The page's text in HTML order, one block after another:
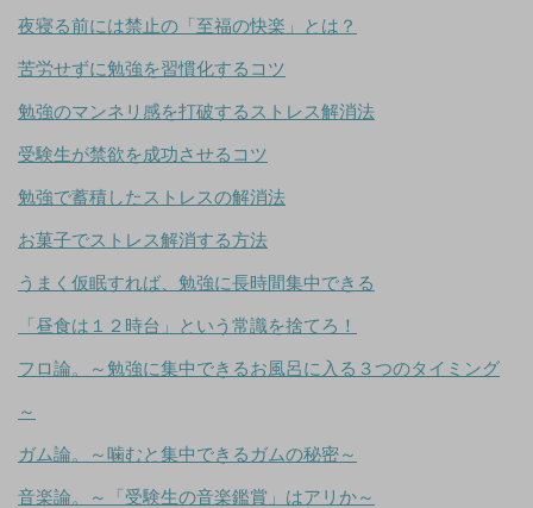
夜寝る前には禁止の「至福の快楽」とは？
苦労せずに勉強を習慣化するコツ
勉強のマンネリ感を打破するストレス解消法
受験生が禁欲を成功させるコツ
勉強で蓄積したストレスの解消法
お菓子でストレス解消する方法
うまく仮眠すれば、勉強に長時間集中できる
「昼食は１２時台」という常識を捨てろ！
フロ論。～勉強に集中できるお風呂に入る３つのタイミング
～
ガム論。～噛むと集中できるガムの秘密～
音楽論。～「受験生の音楽鑑賞」はアリか～